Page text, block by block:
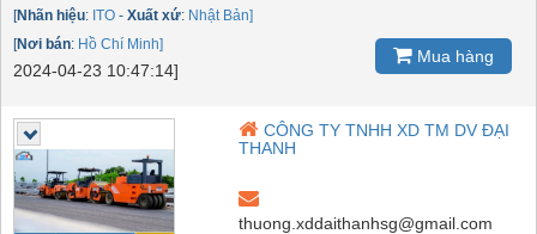
[Nhãn hiệu: ITO - Xuất xứ: Nhật Bản]
[Nơi bán: Hồ Chí Minh]
2024-04-23 10:47:14]
Mua hàng
CÔNG TY TNHH XD TM DV ĐẠI
THANH
thuong.xddaithanhsg@gmail.com